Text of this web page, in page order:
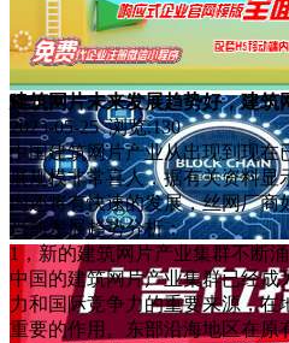
建筑网片未来发展趋势好，建筑
2023-05-25 浏览:130
中国建筑网片产业从出现到现在
展规模非常喜人，据有关资料显
内还将有快速的发展，丝网厂商
当前发展趋势分析：
1，新的建筑网片产业集群不断
中国的建筑网片产业集群已经成
力和国际竞争力的重要来源，在
重要的作用。东部沿海地区在原